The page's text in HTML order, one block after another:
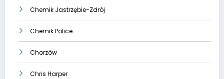
Chemik Jastrzębie-Zdrój
Chemik Police
Chorzów
Chris Harper